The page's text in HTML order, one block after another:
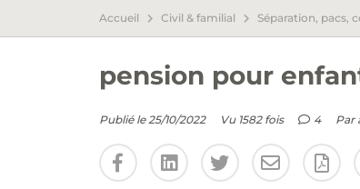
Accueil Civil & familial Séparation, pacs,
pension pour
Publié le 25/10/2022 Vu 1582 fois 4 Par